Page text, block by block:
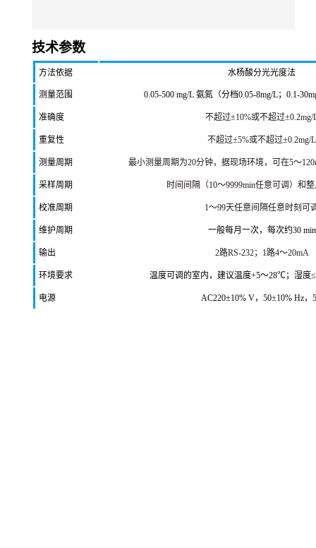
技术参数
方法依据 水杨酸分光光度法
测量范围 0.05-500 mg/L 氨氮（分档0.05-8mg/L；0.1-
准确度 不超过±10%或不超过±0.2mg/
重复性 不超过±5%或不超过±0.2mg/L
测量周期 最小测量周期为20分钟，据现场环境，可在5～
采样周期 时间间隔（10～9999min任意可调）和
校准周期 1～99天任意间隔任意时刻可
维护周期 一般每月一次，每次约30 min
输出 2路RS-232；1路4～20mA
环境要求 温度可调的室内，建议温度+5～28℃；湿度
电源 AC220±10% V，50±10% Hz，